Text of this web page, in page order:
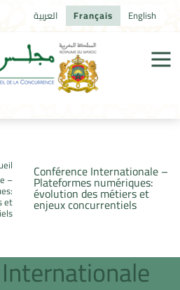
العربية Français English
Conférence Internationale –
Plateformes numériques:
évolution des métiers et
enjeux concurrentiels
–
et